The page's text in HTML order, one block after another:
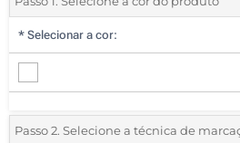
* Selecionar a cor:
Passo 2. Selecione a técnica de